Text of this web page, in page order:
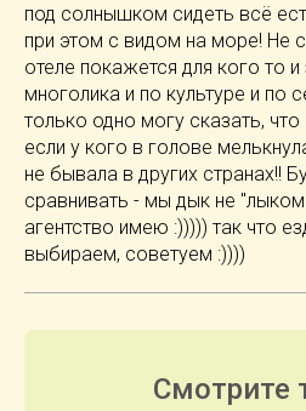
под солнышком сидеть всё
при этом с видом на море! Не
отеле покажется для кого то
многолика и по культуре и по
только одно могу сказать,
если у кого в голове
не бывала в других странах!!
сравнивать - мы дык не
агентство имею :))))) так что
выбираем, советуем :))))
Смотрите